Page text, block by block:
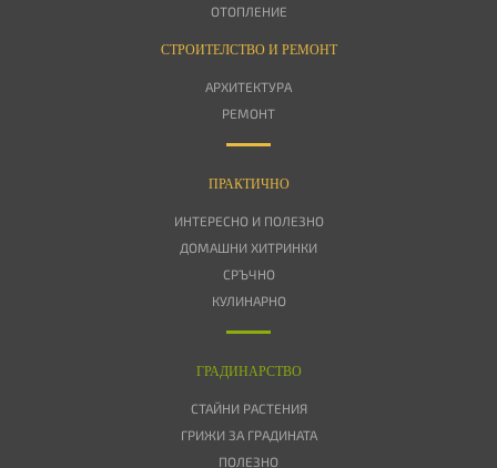
ОТОПЛЕНИЕ
СТРОИТЕЛСТВО И РЕМОНТ
АРХИТЕКТУРА
РЕМОНТ
ПРАКТИЧНО
ИНТЕРЕСНО И ПОЛЕЗНО
ДОМАШНИ ХИТРИНКИ
СРЪЧНО
КУЛИНАРНО
ГРАДИНАРСТВО
СТАЙНИ РАСТЕНИЯ
ГРИЖИ ЗА ГРАДИНАТА
ПОЛЕЗНО